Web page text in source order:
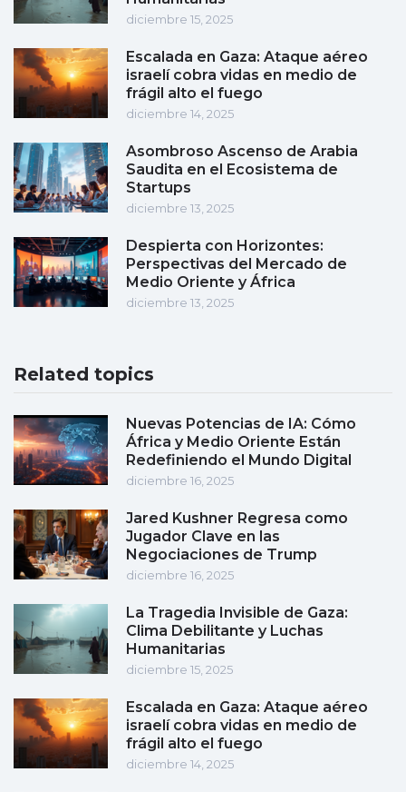
diciembre 15, 2025
Escalada en Gaza: Ataque aéreo
israelí cobra vidas en medio de
frágil alto el fuego
diciembre 14, 2025
Asombroso Ascenso de Arabia
Saudita en el Ecosistema de
Startups
diciembre 13, 2025
Despierta con Horizontes:
Perspectivas del Mercado de
Medio Oriente y África
diciembre 13, 2025
Related topics
Nuevas Potencias de IA: Cómo
África y Medio Oriente Están
Redefiniendo el Mundo Digital
diciembre 16, 2025
Jared Kushner Regresa como
Jugador Clave en las
Negociaciones de Trump
diciembre 16, 2025
La Tragedia Invisible de Gaza:
Clima Debilitante y Luchas
Humanitarias
diciembre 15, 2025
Escalada en Gaza: Ataque aéreo
israelí cobra vidas en medio de
frágil alto el fuego
diciembre 14, 2025